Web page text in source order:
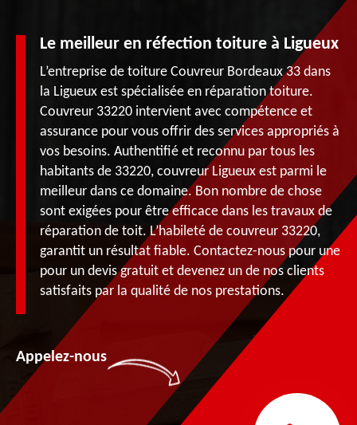
Le meilleur en réfection toiture à Ligueux
L’entreprise de toiture Couvreur Bordeaux 33 dans
la Ligueux est spécialisée en réparation toiture.
Couvreur 33220 intervient avec compétence et
assurance pour vous offrir des services appropriés à
vos besoins. Authentifié et reconnu par tous les
habitants de 33220, couvreur Ligueux est parmi le
meilleur dans ce domaine. Bon nombre de chose
sont exigées pour être efficace dans les travaux de
réparation de toit. L’habileté de couvreur 33220,
garantit un résultat fiable. Contactez-nous pour une
pour un devis gratuit et devenez un de nos clients
satisfaits par la qualité de nos prestations.
Appelez-nous